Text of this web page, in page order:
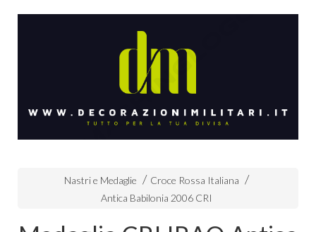
Nastri e Medaglie
Croce Rossa Italiana
Antica Babilonia 2006 CRI